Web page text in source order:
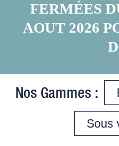
FERMÉES
AOUT 2026
Nos Gammes :
Sous